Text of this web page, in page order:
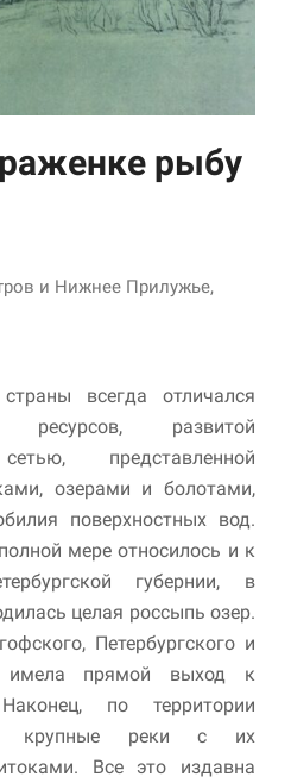
рыбу
и Нижнее Прилужье,
всегда отличался
развитой
представленной
озерами и болотами,
поверхностных вод.
мере относилось и к
губернии, в
целая россыпь озер.
Петербургского и
имела прямой выход к
по территории
крупные реки с их
Все это издавна
Необходимые
этих файлов cookie
обязательно. Они
необходимы для
веб-сайта.
Статистика и
аналитика
Для того чтобы
улучшить
функциональность
сайта, исходя из
того, как он